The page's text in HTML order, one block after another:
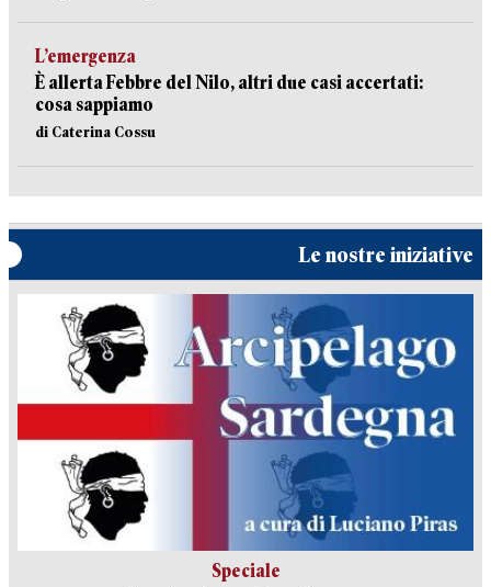
L’emergenza
È allerta Febbre del Nilo, altri due casi accertati:
cosa sappiamo
di Caterina Cossu
Le nostre iniziative
Speciale